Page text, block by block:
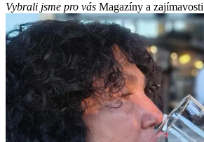
Vybrali jsme pro vás Magazíny a zajímavosti